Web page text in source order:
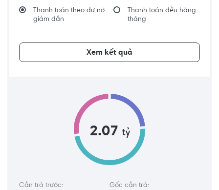
Thanh toán theo dư nợ
giảm dần
Thanh toán đều hàng
tháng
Xem kết quả
2.07 tỷ
Cần trả trước:
Gốc cần trả: